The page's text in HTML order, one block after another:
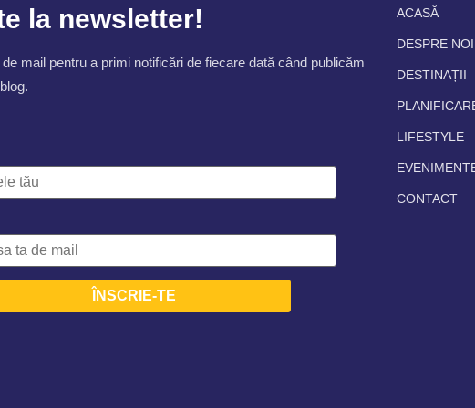
la newsletter!
mail pentru a primi notificări de fiecare dată când publicăm
ACASĂ
DESPRE NOI
DESTINAȚII
LIFESTYLE
CONTACT